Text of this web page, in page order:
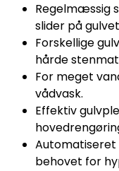
Regelmæssig
slider på
Forskellige
hårde
For meget
vådvask.
Effektiv
Automatiseret
behovet for